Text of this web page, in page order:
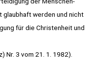
glaubhaft werden und nicht
für die Christenheit und
Nr. 3 vom 21. 1. 1982).